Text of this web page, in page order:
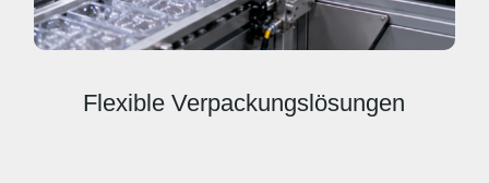
Flexible Verpackungslösungen